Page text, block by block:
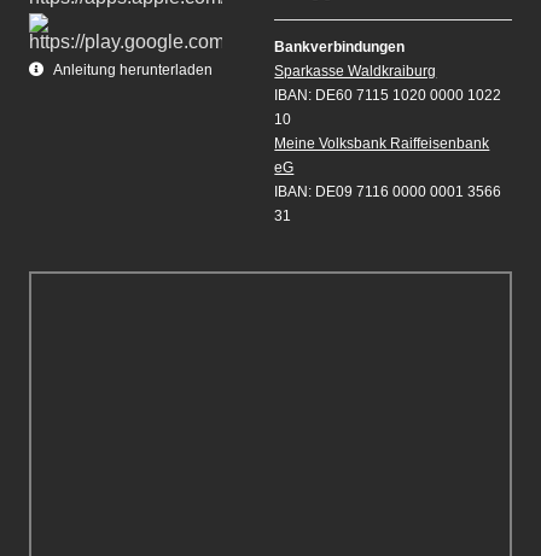
Anleitung herunterladen
Bankverbindungen
Sparkasse Waldkraiburg
IBAN: DE60 7115 1020 0000 1022
10
Meine Volksbank Raiffeisenbank
eG
IBAN: DE09 7116 0000 0001 3566
31